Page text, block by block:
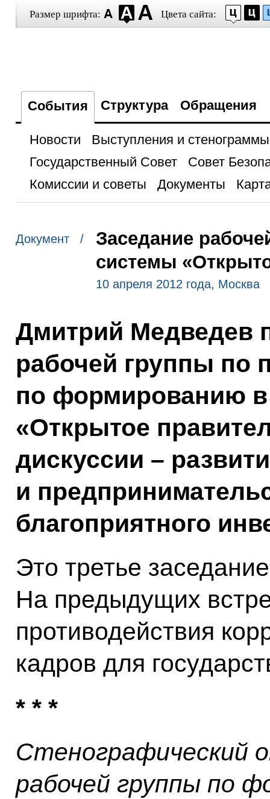
Размер шрифта: Цвета сайта:
События Структура Обращения
Новости
Выступления и стенограммы
Государственный Совет
Совет
Комиссии и советы
Документы
Документ /
Заседание
системы
10 апреля 2012 года, Москва
Дмитрий Медведев
рабочей группы по
по формированию
«Открытое
дискуссии –
и
благоприятного
Это третье
На предыдущих
противодействия
кадров для
* * *
Стенографический
рабочей группы по